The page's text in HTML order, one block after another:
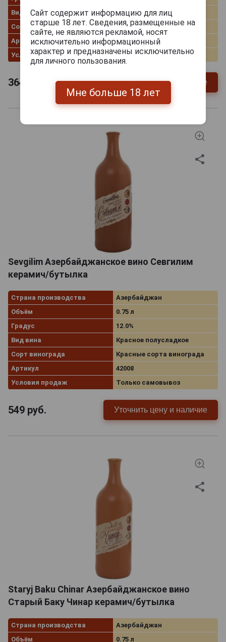
Вид вина
Красное полусладкое
Сорт винограда
Красные сорта винограда
Артикул
42005
Условия продаж
Только самовывоз
364 Уточнить цену и наличие
Sevgilim Азербайджанское вино Севгилим
керамич/бутылка
Страна производства
Азербайджан
Объём
0.75 л
Градус
12.0%
Вид вина
Красное полусладкое
Сорт винограда
Красные сорта винограда
Артикул
42008
Условия продаж
Только самовывоз
549 руб. Уточнить цену и наличие
Staryj Baku Chinar Азербайджанское вино
Старый Баку Чинар керамич/бутылка
Страна производства
Азербайджан
Объём
0.75 л
Сайт содержит информацию для лиц
старше 18 лет. Сведения, размещенные на
сайте, не являются рекламой, носят
исключительно информационный
характер и предназначены исключительно
для личного пользования.
Мне больше 18 лет